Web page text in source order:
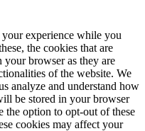
experience while you
the cookies that are
your browser as they are
of the website. We
analyze and understand how
be stored in your browser
the option to opt-out of these
cookies may affect your